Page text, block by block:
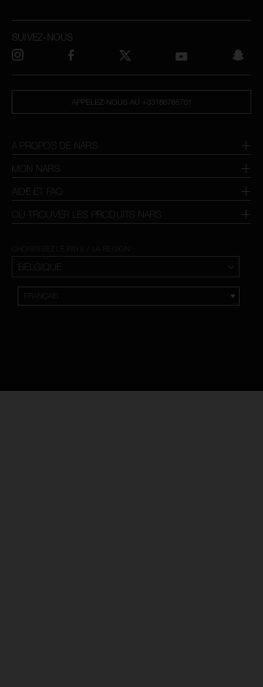
APPELEZ-NOUS AU +33186765701
À PROPOS DE NARS
MON NARS
AIDE ET FAQ
OÙ TROUVER LES PRODUITS NARS
SUIVEZ-NOUS
CHOISISSEZ LE PAYS / LA REGION